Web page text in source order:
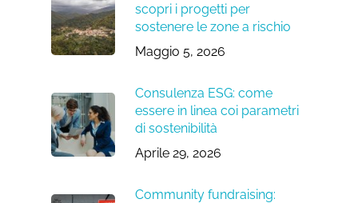
scopri i progetti per
sostenere le zone a rischio
Maggio 5, 2026
Consulenza ESG: come
essere in linea coi parametri
di sostenibilità
Aprile 29, 2026
Community fundraising: